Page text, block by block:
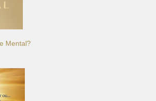
Mental?